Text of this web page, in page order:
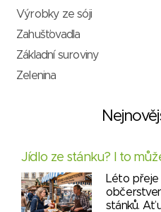
Výrobky ze sóji
Zahušťovadla
Základní suroviny
Zelenina
Jídlo ze stánku? I to
Léto přeje
stánků. Ať